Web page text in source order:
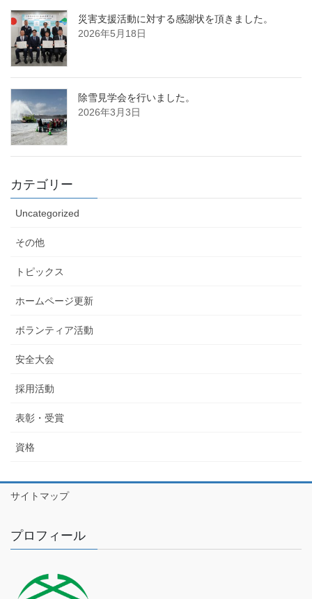
災害支援活動に対する感謝状を頂きました。
2026年5月18日
除雪見学会を行いました。
2026年3月3日
カテゴリー
Uncategorized
その他
トピックス
ホームページ更新
ボランティア活動
安全大会
採用活動
表彰・受賞
資格
サイトマップ
プロフィール